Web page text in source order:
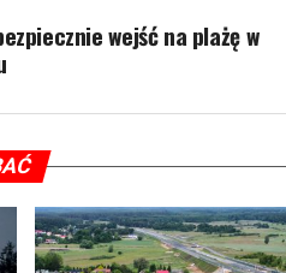
wejść na plażę w